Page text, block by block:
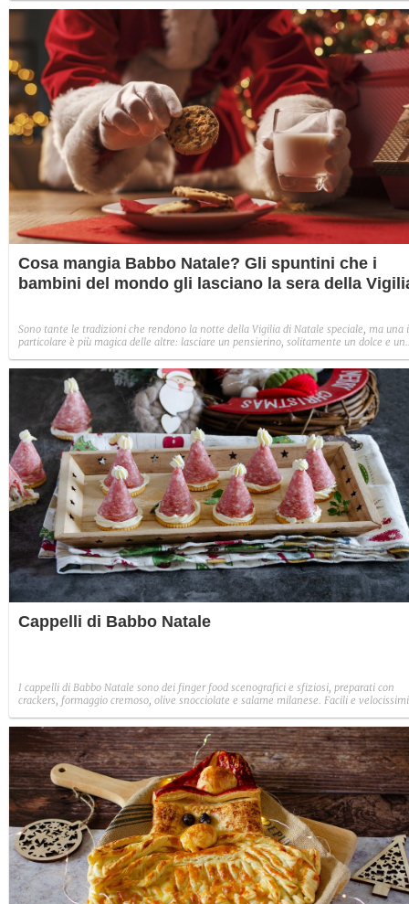
Cosa mangia Babbo Natale? Gli spuntini che i
bambini del mondo gli lasciano la sera della
Sono tante le tradizioni che rendono la notte della Vigilia di Natale speciale, ma una
particolare è più magica delle altre: lasciare un pensierino, solitamente un dolce e
alla scoperta di cosa mangia Babbo Natale.
Cappelli di Babbo Natale
I cappelli di Babbo Natale sono dei finger food scenografici e sfiziosi, preparati con
crackers, formaggio cremoso, olive snocciolate e salame milanese. Facili e